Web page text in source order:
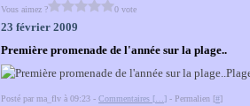
Vous aimez ? 0 vote
23 février 2009
Première promenade de l'année sur la plage..
Posté par ma_flv à 09:23 - Commentaires [ ] - Permalien [#]